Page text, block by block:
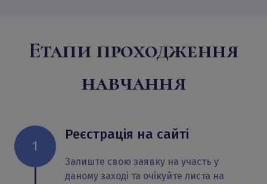
Етапи проходження
навчання
1
Реєстрація на сайті
Залиште свою заявку на участь у
даному заході та очікуйте листа на